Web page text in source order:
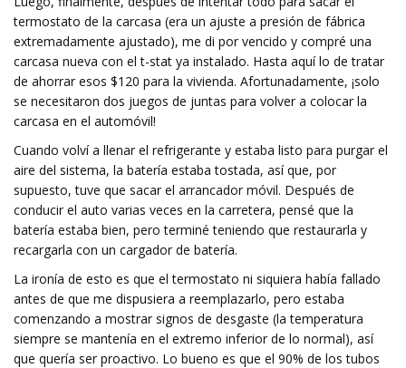
termostato de la carcasa (era un ajuste a presión de fábrica
extremadamente ajustado), me di por vencido y compré una
carcasa nueva con el t-stat ya instalado. Hasta aquí lo de tratar
de ahorrar esos $120 para la vivienda. Afortunadamente, ¡solo
se necesitaron dos juegos de juntas para volver a colocar la
carcasa en el automóvil!
Cuando volví a llenar el refrigerante y estaba listo para purgar el
aire del sistema, la batería estaba tostada, así que, por
supuesto, tuve que sacar el arrancador móvil. Después de
conducir el auto varias veces en la carretera, pensé que la
batería estaba bien, pero terminé teniendo que restaurarla y
recargarla con un cargador de batería.
La ironía de esto es que el termostato ni siquiera había fallado
antes de que me dispusiera a reemplazarlo, pero estaba
comenzando a mostrar signos de desgaste (la temperatura
siempre se mantenía en el extremo inferior de lo normal), así
que quería ser proactivo. Lo bueno es que el 90% de los tubos